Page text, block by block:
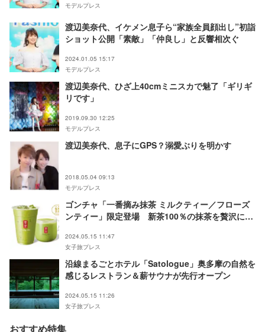
モデルプレス
渡辺美奈代、イケメン息子ら“家族全員顔出し”初詣
ショット公開「素敵」「仲良し」と反響相次ぐ
2024.01.05 15:17
モデルプレス
渡辺美奈代、ひざ上40cmミニスカで魅了「ギリギ
リです」
2019.09.30 12:25
モデルプレス
渡辺美奈代、息子にGPS？溺愛ぶりを明かす
2018.05.04 09:13
モデルプレス
ゴンチャ「一番摘み抹茶 ミルクティー／フローズ
ンティー」限定登場 新茶100％の抹茶を贅沢に使
2024.05.15 11:47
女子旅プレス
沿線まるごとホテル「Satologue」奥多摩の自然を
感じるレストラン＆薪サウナが先行オープン
2024.05.15 11:26
女子旅プレス
おすすめ特集